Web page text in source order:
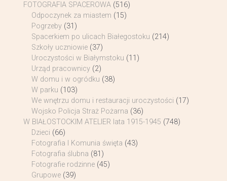
FOTOGRAFIA SPACEROWA (516)
Odpoczynek za miastem (15)
Pogrzeby (31)
Spacerkiem po ulicach Białegostoku (214)
Szkoły uczniowie (37)
Uroczystości w Białymstoku (11)
Urząd pracownicy (2)
W domu i w ogródku (38)
W parku (103)
We wnętrzu domu i restauracji uroczystości (17)
Wojsko Policja Straż Pożarna (36)
W BIAŁOSTOCKIM ATELIER lata 1915-1945 (748)
Dzieci (66)
Fotografia I Komunia święta (43)
Fotografia ślubna (81)
Fotografie rodzinne (45)
Grupowe (39)